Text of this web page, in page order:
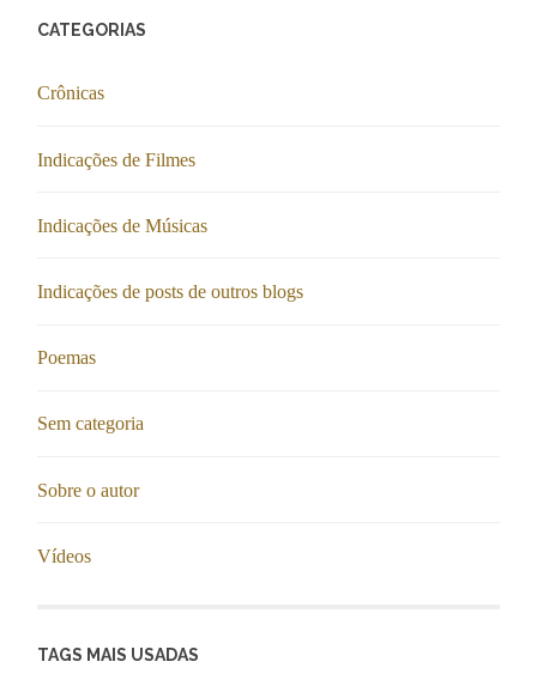
CATEGORIAS
Crônicas
Indicações de Filmes
Indicações de Músicas
Indicações de posts de outros blogs
Poemas
Sem categoria
Sobre o autor
Vídeos
TAGS MAIS USADAS